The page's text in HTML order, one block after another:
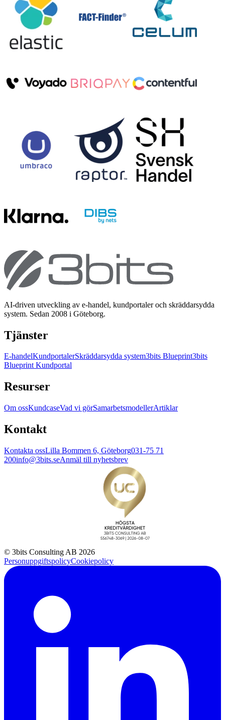
AI-driven utveckling av e-handel, kundportaler och skräddarsydda
system. Sedan 2008 i Göteborg.
Tjänster
E-handelKundportalerSkräddarsydda system3bits Blueprint3bits
Blueprint Kundportal
Resurser
Om ossKundcaseVad vi görSamarbetsmodellerArtiklar
Kontakt
Kontakta ossLilla Bommen 6, Göteborg031-75 71
200info@3bits.seAnmäl till nyhetsbrev
© 3bits Consulting AB 2026
PersonuppgiftspolicyCookiepolicy